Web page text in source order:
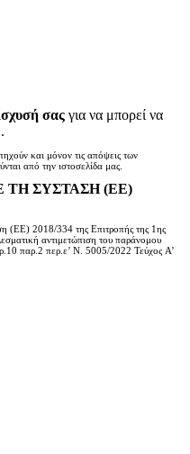
σας για να μπορεί να
και μόνον τις απόψεις των
από την ιστοσελίδα μας.
ΣΥΣΤΑΣΗ (ΕΕ)
(ΕΕ) 2018/334 της Επιτροπής της 1ης
αντιμετώπιση του παράνομου
παρ.2 περ.ε’ Ν. 5005/2022 Τεύχος A’